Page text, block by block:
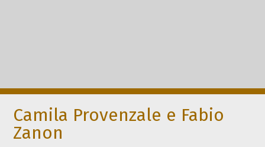
Camila Provenzale e Fabio
Zanon